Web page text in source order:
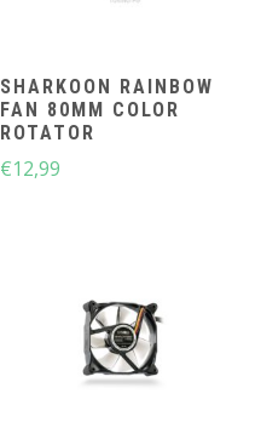
SHARKOON RAINBOW
FAN 80MM COLOR
ROTATOR
€12,99